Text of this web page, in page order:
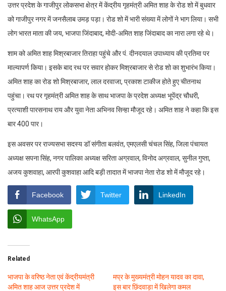
उत्तर प्रदेश के गाजीपुर लोकसभा क्षेत्र में केंद्रीय गृहमंत्री अमित शाह के रोड शो में बुधवार
को गाजीपुर नगर में जनसैलाब उमड़ पड़ा। रोड शो में भारी संख्या में लोगों ने भाग लिया। सभी
लोग भारत माता की जय, भाजपा जिंदाबाद, मोदी-अमित शाह जिंदाबाद का नारा लगा रहे थे।
शाम को अमित शाह मिश्रबाजार तिराहा पहुंचे और पं. दीनदयाल उपाध्याय की प्रतिमा पर
माल्यापर्ण किया। इसके बाद रथ पर सवार होकर मिश्रबाजार से रोड शो का शुभारंभ किया।
अमित शाह का रोड शो मिश्रबाजार, लाल दरवाजा, प्रकाश टाकीज होते हुए चीतनाथ
पहुंचा। रथ पर गृहमंत्री अमित शाह के साथ भाजपा के प्रदेश अध्यक्ष भूपेंद्र चौधरी,
प्रत्याशी पारसनाथ राय और युवा नेता अभिनव सिन्हा मौजूद रहे। अमित शाह ने कहा कि इस
बार 400 पार।
इस अवसर पर राज्यसभा सदस्य डॉ संगीता बलवंत, एमएलसी चंचल सिंह, जिला पंचायत
अध्यक्ष सपना सिंह, नगर पालिका अध्यक्ष सरिता अग्रवाल, विनोद अग्रवाल, सुनील गुप्ता,
अजय कुशवाहा, आरपी कुशवाहा आदि बड़ी तादात में भाजपा नेता रोड शो में मौजूद रहे।
Facebook Twitter LinkedIn
WhatsApp
Related
भाजपा के वरिष्ठ नेता एवं केंद्रीयमंत्री
अमित शाह आज उत्तर प्रदेश में
मप्र के मुख्यमंत्री मोहन यादव का दावा,
इस बार छिंदवाड़ा में खिलेगा कमल